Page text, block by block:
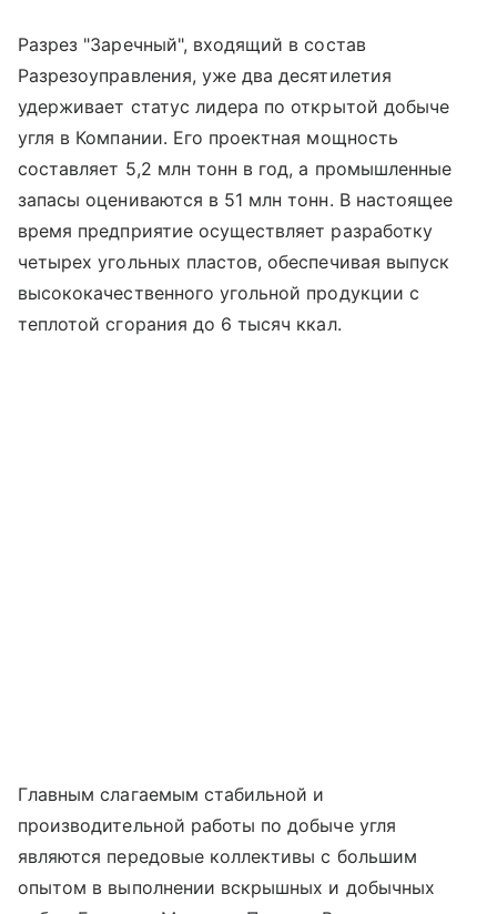
Разрез "Заречный", входящий в состав
Разрезоуправления, уже два десятилетия
удерживает статус лидера по открытой добыче
угля в Компании. Его проектная мощность
составляет 5,2 млн тонн в год, а промышленные
запасы оцениваются в 51 млн тонн. В настоящее
время предприятие осуществляет разработку
четырех угольных пластов, обеспечивая выпуск
высококачественного угольной продукции с
теплотой сгорания до 6 тысяч ккал.
Главным слагаемым стабильной и
производительной работы по добыче угля
являются передовые коллективы с большим
опытом в выполнении вскрышных и добычных